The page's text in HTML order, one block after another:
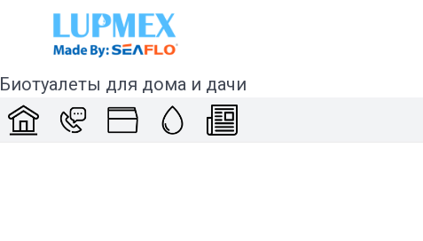
Биотуалеты для дома и дачи